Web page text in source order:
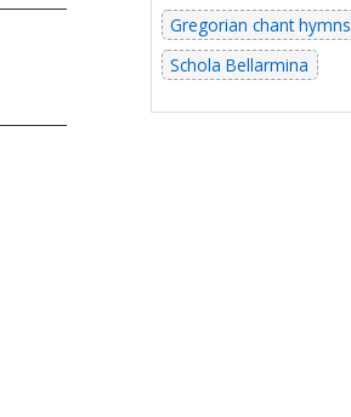
Gregorian chant hymns
Schola Bellarmina